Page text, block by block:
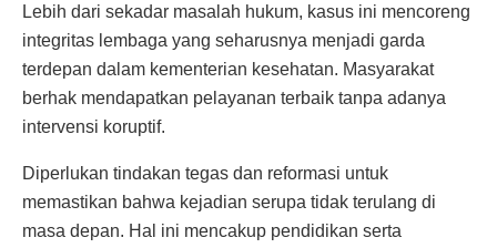
Lebih dari sekadar masalah hukum, kasus ini mencoreng
integritas lembaga yang seharusnya menjadi garda
terdepan dalam kementerian kesehatan. Masyarakat
berhak mendapatkan pelayanan terbaik tanpa adanya
intervensi koruptif.
Diperlukan tindakan tegas dan reformasi untuk
memastikan bahwa kejadian serupa tidak terulang di
masa depan. Hal ini mencakup pendidikan serta